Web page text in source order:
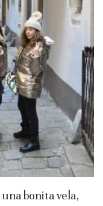
bonita vela,